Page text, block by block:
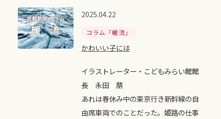
2025.04.22
コラム「暖流」
かわいい子には
イラストレーター・こどもみらい館館
長 永田 萠
あれは春休み中の東京行き新幹線の自
由席車両でのことだった。姫路の仕事